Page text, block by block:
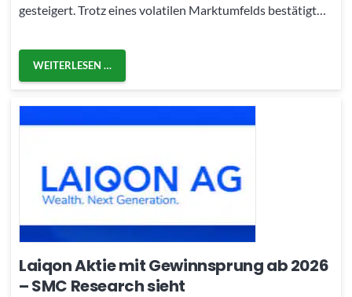
gesteigert. Trotz eines volatilen Marktumfelds bestätigt…
WEITERLESEN …
Laiqon Aktie mit Gewinnsprung ab 2026
– SMC Research sieht